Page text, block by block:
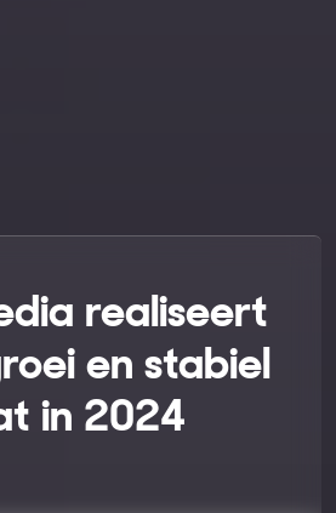
realiseert
en stabiel
in 2024